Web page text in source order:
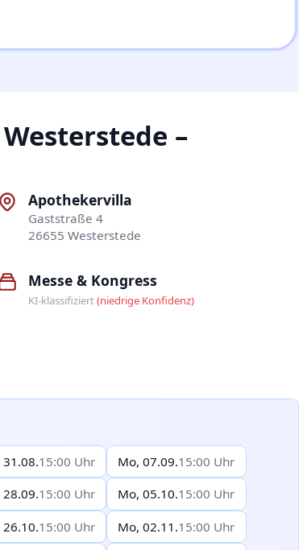
–
Apothekervilla
Gaststraße 4
26655 Westerstede
Messe & Kongress
KI-klassifiziert(niedrige Konfidenz)
31.08.15:00 Uhr Mo, 07.09.15:00 Uhr
28.09.15:00 Uhr Mo, 05.10.15:00 Uhr
26.10.15:00 Uhr Mo, 02.11.15:00 Uhr